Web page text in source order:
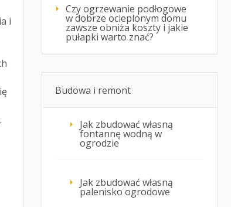
i
Czy ogrzewanie podłogowe
w dobrze ocieplonym domu
zawsze obniża koszty i jakie
pułapki warto znać?
Budowa i remont
Jak zbudować własną
fontannę wodną w
ogrodzie
Jak zbudować własną
palenisko ogrodowe